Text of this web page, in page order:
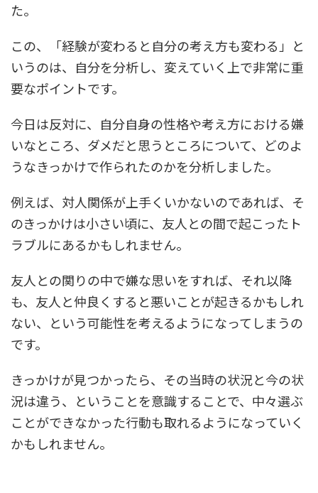
た。
この、「経験が変わると自分の考え方も変わる」と
いうのは、自分を分析し、変えていく上で非常に重
要なポイントです。
今日は反対に、自分自身の性格や考え方における嫌
いなところ、ダメだと思うところについて、どのよ
うなきっかけで作られたのかを分析しました。
例えば、対人関係が上手くいかないのであれば、そ
のきっかけは小さい頃に、友人との間で起こったト
ラブルにあるかもしれません。
友人との関りの中で嫌な思いをすれば、それ以降
も、友人と仲良くすると悪いことが起きるかもしれ
ない、という可能性を考えるようになってしまうの
です。
きっかけが見つかったら、その当時の状況と今の状
況は違う、ということを意識することで、中々選ぶ
ことができなかった行動も取れるようになっていく
かもしれません。